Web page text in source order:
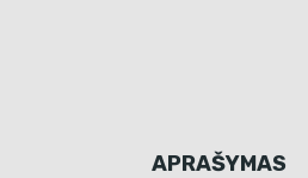
APRAŠYMAS